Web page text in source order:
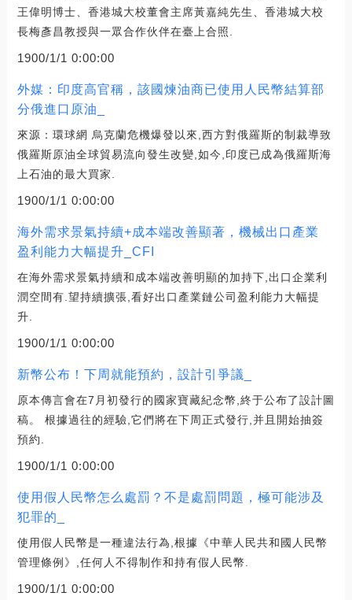
王偉明博士、香港城大校董會主席黃嘉純先生、香港城大校
長梅彥昌教授與一眾合作伙伴在臺上合照.
1900/1/1 0:00:00
外媒：印度高官稱，該國煉油商已使用人民幣結算部
分俄進口原油_
來源：環球網 烏克蘭危機爆發以來,西方對俄羅斯的制裁導致
俄羅斯原油全球貿易流向發生改變,如今,印度已成為俄羅斯海
上石油的最大買家.
1900/1/1 0:00:00
海外需求景氣持續+成本端改善顯著，機械出口產業
盈利能力大幅提升_CFI
在海外需求景氣持續和成本端改善明顯的加持下,出口企業利
潤空間有.望持續擴張,看好出口產業鏈公司盈利能力大幅提
升.
1900/1/1 0:00:00
新幣公布！下周就能預約，設計引爭議_
原本傳言會在7月初發行的國家寶藏紀念幣,終于公布了設計圖
稿。 根據過往的經驗,它們將在下周正式發行,并且開始抽簽
預約.
1900/1/1 0:00:00
使用假人民幣怎么處罰？不是處罰問題，極可能涉及
犯罪的_
使用假人民幣是一種違法行為,根據《中華人民共和國人民幣
管理條例》,任何人不得制作和持有假人民幣.
1900/1/1 0:00:00